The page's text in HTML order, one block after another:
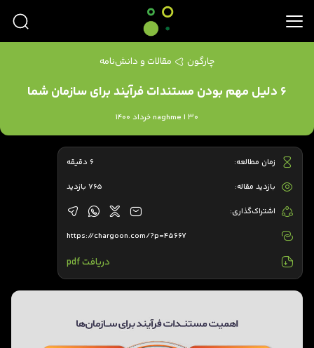
چارگون مقالات و دانش‌نامه
۶ دلیل مهم بودن مستندات فرآیند برای سازمان شما
naghme | 30 خرداد 1400
زمان مطالعه: 6 دقیقه
بازدید مقاله: 765 بازدید
اشتراک‌گذاری:
https://chargoon.com/?p=45667
دریافت pdf